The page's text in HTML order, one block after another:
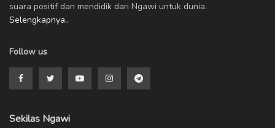
suara positif dan mendidik dari Ngawi untuk dunia.
Selengkapnya..
Follow us
Sekilas Ngawi